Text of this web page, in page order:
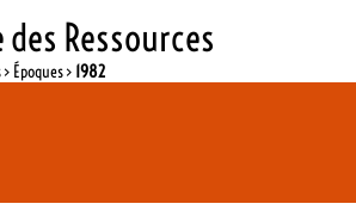
des Ressources
Époques > 1982